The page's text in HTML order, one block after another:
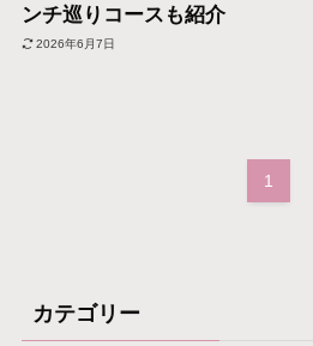
ンチ巡りコースも紹介
2026年6月7日
1
カテゴリー